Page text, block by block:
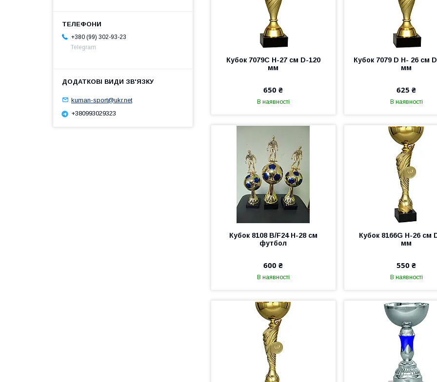
Кубок 7079С Н-27 см D-120
мм
650 ₴
В наявності
Кубок 7079 D Н- 26 см
мм
625 ₴
В наявності
Кубок 8108 В/F24 H-28 см
футбол
600 ₴
В наявності
Кубок 8166G Н-26 см
мм
550 ₴
В наявності
+380 (99) 302-93-23
Telegram
kuman-sport@ukr.net
+380993029323